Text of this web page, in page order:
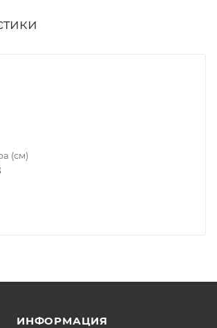
(см)
ИНФОРМАЦИЯ